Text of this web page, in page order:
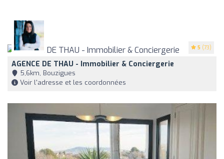
5 (73)
AGENCE DE THAU - Immobilier & Conciergerie
5,6km, Bouzigues
Voir l'adresse et les coordonnées